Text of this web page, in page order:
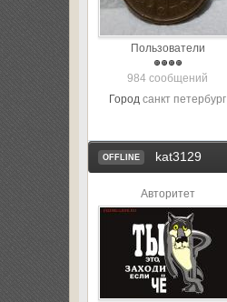
Пользователи
984 сообщений
Город санкт петербург
OFFLINE kat3129
Авторитет